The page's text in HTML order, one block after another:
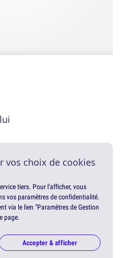
vos choix de cookies
tiers. Pour l'afficher, vous
vos paramètres de confidentialité.
via le lien "Paramètres de Gestion
page.
Accepter & afficher